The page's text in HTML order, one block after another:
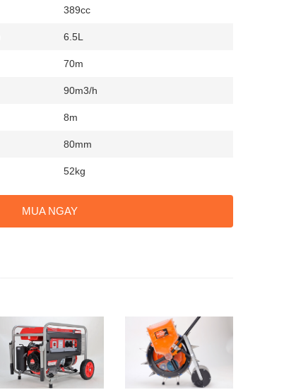
389cc
6.5L
70m
90m3/h
8m
80mm
52kg
MUA NGAY